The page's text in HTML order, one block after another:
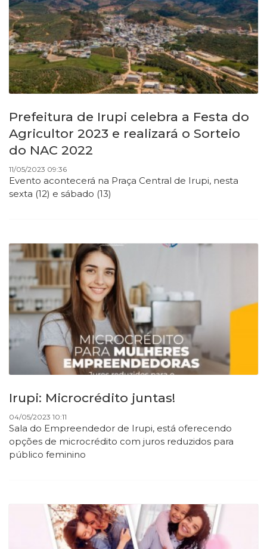
Prefeitura de Irupi celebra a Festa do
Agricultor 2023 e realizará o Sorteio
do NAC 2022
11/05/2023 09:36
Evento acontecerá na Praça Central de Irupi, nesta
sexta (12) e sábado (13)
Irupi: Microcrédito juntas!
04/05/2023 10:11
Sala do Empreendedor de Irupi, está oferecendo
opções de microcrédito com juros reduzidos para
público feminino